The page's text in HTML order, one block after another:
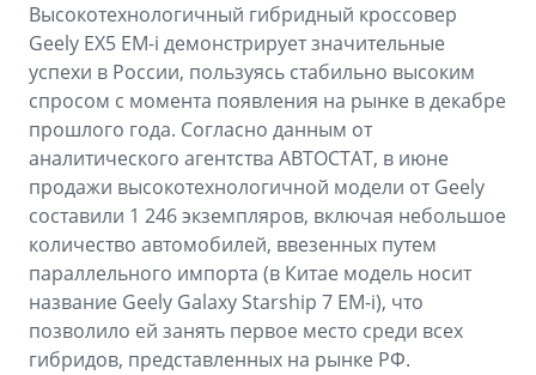
Высокотехнологичный гибридный кроссовер
Geely EX5 EM-i демонстрирует значительные
успехи в России, пользуясь стабильно высоким
спросом с момента появления на рынке в декабре
прошлого года. Согласно данным от
аналитического агентства АВТОСТАТ, в июне
продажи высокотехнологичной модели от Geely
составили 1 246 экземпляров, включая небольшое
количество автомобилей, ввезенных путем
параллельного импорта (в Китае модель носит
название Geely Galaxy Starship 7 EM-i), что
позволило ей занять первое место среди всех
гибридов, представленных на рынке РФ.